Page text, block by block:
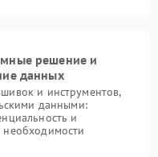
решение и
данных
и инструментов,
данными:
и